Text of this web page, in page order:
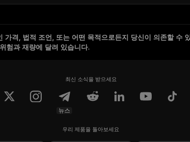
가격, 법적 조언, 또는 어떤 목적으로든지 당신이 의존할 수
험과 재량에 달려 있습니다.
최신 소식을 받으세요
뉴스
우리 제품을 돌아보세요